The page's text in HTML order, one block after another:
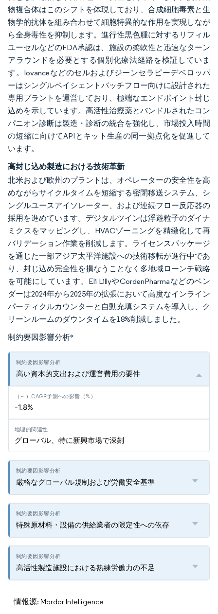
物複合体はこのシフトを体現しており、合成細胞毒素と生
物学的抗体を組み合わせて細胞特異的な作用を実現しなが
ら全身毒性を抑制します。進行性黒色腫に対するリフィル
ユーセルなどのFDA承認は、施設の柔軟性と迅速なターン
アラウンドを必要とする個別化療法経路を検証していま
す。Iovanceなどのセルおよびジーンセラピーデベロッパ
ーはシングルペイシェントバッチフロー向けに設計された
専用プラントを運営しており、極端なエンドポイント封じ
込めを示しています。高活性治療薬とバンドルされたコン
パニオン診断は製造・診断の統合を強化し、市場投入時間
の短縮に向けてAPIとキット生産の同一拠点化を促進して
います。
高封じ込め製造における技術革新
北米および欧州のプラントは、オペレーターの安全性を高
めながらサイクルタイムを短縮する密閉移送システム、シ
ングルユースアイソレーター、および連続フロー反応器の
採用を進めています。デジタルツインは浮遊粒子のダイナ
ミクスをマッピングし、HVACゾーニングを精緻化して再
バリデーション作業を削減します。ライセンスパッケージ
を通じた一部アジア太平洋施設への技術移転が進行中であ
り、封じ込め完全性を損なうことなく多地域ローンチ戦略
を可能にしています。Eli LillyやCordenPharmaなどのベン
ダーは2024年から2025年の拡張において高度なインライン
パーティクルカウンターと自動充填システムを導入し、ク
リーンルームのダウンタイムを18%削減しました。
制約要因影響分析*
高い資本的支出および運営費用の要件
-1.8%
グローバル、特に新興市場で深刻
厳格なグローバル規制および労働安全基準
特殊原材料・設備の供給業者の限定性への依存
高活性製造施設における熟練労働力の不足
情報源: Mordor Intelligence